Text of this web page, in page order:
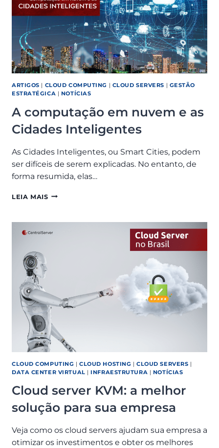
ARTIGOS | CLOUD COMPUTING | CLOUD SERVERS | GESTÃO
ESTRATÉGICA | NOTÍCIAS
A computação em nuvem e as
Cidades Inteligentes
As Cidades Inteligentes, ou Smart Cities, podem
ser difíceis de serem explicadas. No entanto, de
forma resumida, elas…
LEIA MAISA
NUVEM
E
CLOUD COMPUTING |CLOUD HOSTING |CLOUD SERVERS |
DATA CENTER VIRTUAL | INFRAESTRUTURA | NOTÍCIAS
Cloud server KVM: a melhor
solução para sua empresa
Veja como os cloud servers ajudam sua empresa a
otimizar os investimentos e obter os melhores